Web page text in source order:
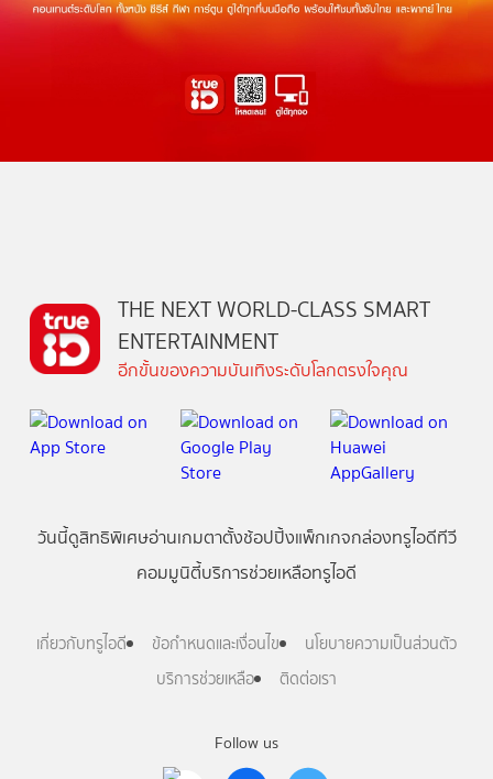
Follow us
THE NEXT WORLD-CLASS SMART
ENTERTAINMENT
อีกขั้นของความบันเทิงระดับโลกตรงใจคุณ
วันนี้ดูสิทธิพิเศษอ่านเกมตาตั้งช้อปปิ้งแพ็กเกจกล่องทรูไอดีทีวี
คอมมูนิตี้บริการช่วยเหลือทรูไอดี
เกี่ยวกับทรูไอดี ข้อกำหนดและเงื่อนไข
นโยบายความเป็นส่วนตัว
บริการช่วยเหลือ
ติดต่อเรา